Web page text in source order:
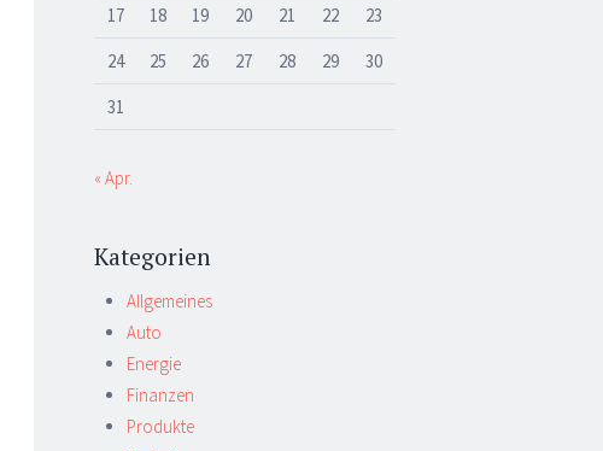
17
18 19 20 21 22
23
24
25 26 27 28 29
30
31
« Apr.
Kategorien
Allgemeines
Auto
Energie
Finanzen
Produkte